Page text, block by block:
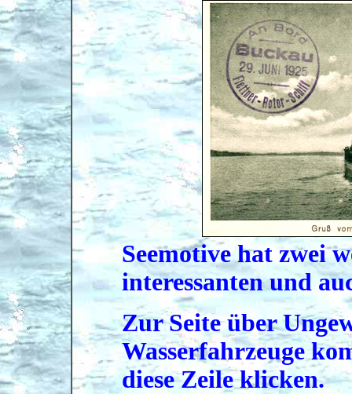
Seemotive hat zwei
interessanten und
Zur Seite über
Wasserfahrzeuge
diese Zeile klicken.